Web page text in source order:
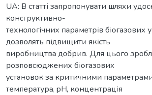
UA: В статті запропонувати шляхи
конструктивно-
технологічних параметрів біогазових
дозволять підвищити якість
виробництва добрив. Для цього
розповсюджених біогазових
установок за критичними
температура, pH, концентрація